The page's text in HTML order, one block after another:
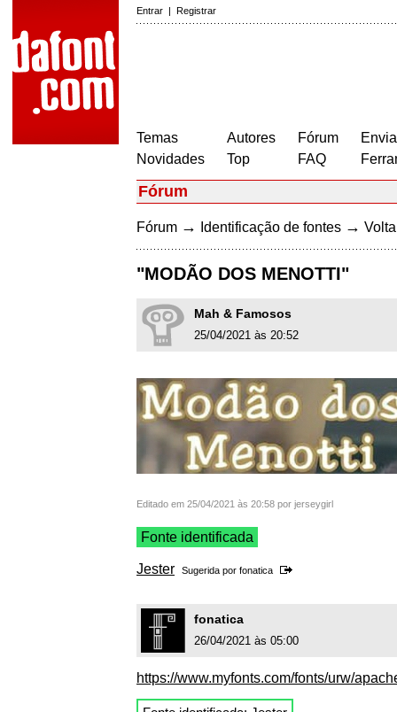
Entrar | Registrar
Temas
Novidades
Autores
Top
Fórum
FAQ
Fórum
Fórum → Identificação de fontes →
"MODÃO DOS MENOTTI"
Mah & Famosos
25/04/2021 às 20:52
Editado em 25/04/2021 às 20:58 por jerseygirl
Fonte identificada
Jester Sugerida por fonatica
fonatica
26/04/2021 às 05:00
https://www.myfonts.com/fonts/urw/